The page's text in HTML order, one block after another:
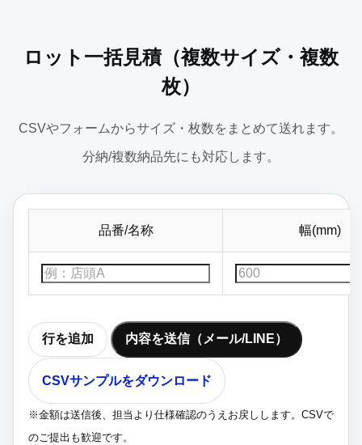
ロット一括見積（複数サイズ・複数
枚）
CSVやフォームからサイズ・枚数をまとめて送れます。
分納/複数納品先にも対応します。
品番/名称 幅(mm)
行を追加 内容を送信（メール/LINE）
CSVサンプルをダウンロード
※金額は送信後、担当より仕様確認のうえお戻しします。CSVで
のご提出も歓迎です。